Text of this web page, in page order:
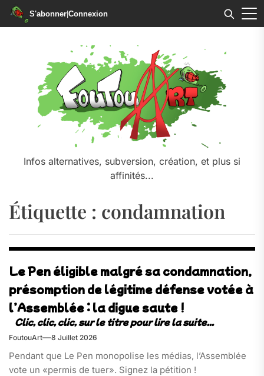
S'abonner|Connexion
Infos alternatives, subversion, création, et plus si
affinités...
Étiquette : condamnation
Le Pen éligible malgré sa condamnation,
présomption de légitime défense votée à
l’Assemblée : la digue saute !
FoutouArt 8 Juillet 2026
Pendant que Le Pen monopolise les médias, l’Assemblée
vote un «permis de tuer». Signez la pétition !